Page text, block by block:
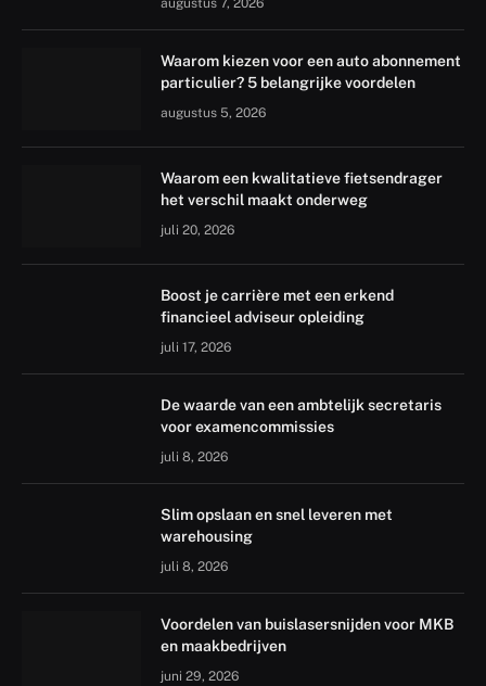
augustus 7, 2026
Waarom kiezen voor een auto abonnement
particulier? 5 belangrijke voordelen
augustus 5, 2026
Waarom een kwalitatieve fietsendrager
het verschil maakt onderweg
juli 20, 2026
Boost je carrière met een erkend
financieel adviseur opleiding
juli 17, 2026
De waarde van een ambtelijk secretaris
voor examencommissies
juli 8, 2026
Slim opslaan en snel leveren met
warehousing
juli 8, 2026
Voordelen van buislasersnijden voor MKB
en maakbedrijven
juni 29, 2026